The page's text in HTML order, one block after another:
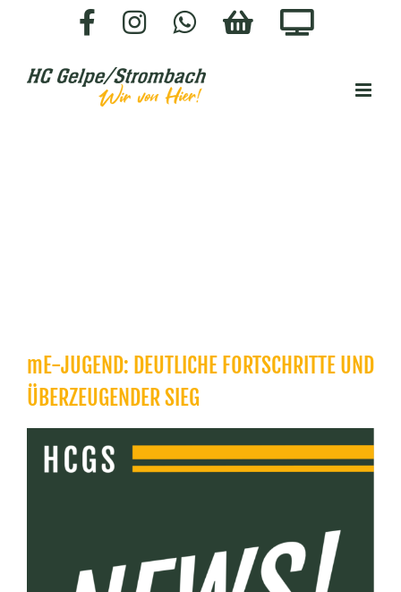
FacebookInstagram
WhatsApp
HC-
mE-JUGEND: DEUTLICHE FORTSCHRITTE UND
ÜBERZEUGENDER SIEG
grösseres